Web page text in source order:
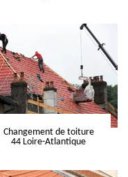
Changement de toiture
44 Loire-Atlantique